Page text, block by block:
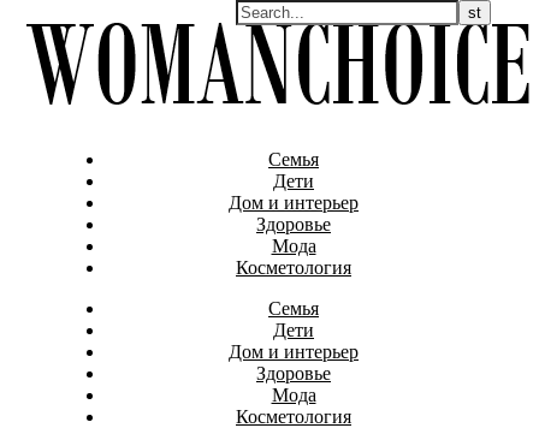
Семья
Дети
Дом и интерьер
Здоровье
Мода
Косметология
Семья
Дети
Дом и интерьер
Здоровье
Мода
Косметология